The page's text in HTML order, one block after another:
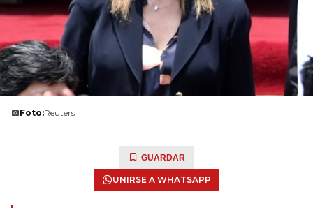
Foto:Reuters
GUARDAR
UNIRSE A WHATSAPP